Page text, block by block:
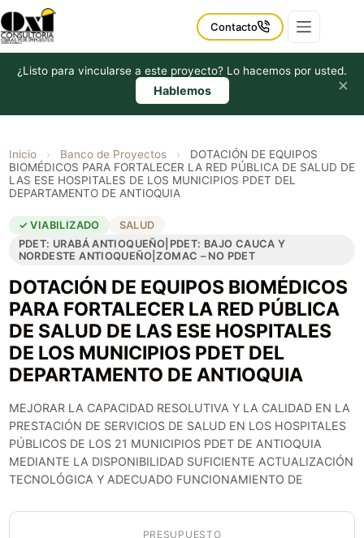
Saltar
al
contenido
Contacto
¿Listo para vincularse a este proyecto? Lo hacemos por usted.
Hablemos ×
Inicio › Banco de Proyectos ›
DOTACIÓN DE EQUIPOS
BIOMÉDICOS PARA FORTALECER LA RED PÚBLICA DE SALUD DE
LAS ESE HOSPITALES DE LOS MUNICIPIOS PDET DEL
DEPARTAMENTO DE ANTIOQUIA
✓ VIABILIZADO
SALUD
PDET: URABÁ ANTIOQUEÑO|PDET: BAJO CAUCA Y
NORDESTE ANTIOQUEÑO|ZOMAC – NO PDET
DOTACIÓN DE EQUIPOS BIOMÉDICOS
PARA FORTALECER LA RED PÚBLICA
DE SALUD DE LAS ESE HOSPITALES
DE LOS MUNICIPIOS PDET DEL
DEPARTAMENTO DE ANTIOQUIA
MEJORAR LA CAPACIDAD RESOLUTIVA Y LA CALIDAD EN LA
PRESTACIÓN DE SERVICIOS DE SALUD EN LOS HOSPITALES
PÚBLICOS DE LOS 21 MUNICIPIOS PDET DE ANTIOQUIA
MEDIANTE LA DISPONIBILIDAD SUFICIENTE ACTUALIZACIÓN
TECNOLÓGICA Y ADECUADO FUNCIONAMIENTO DE
PRESUPUESTO